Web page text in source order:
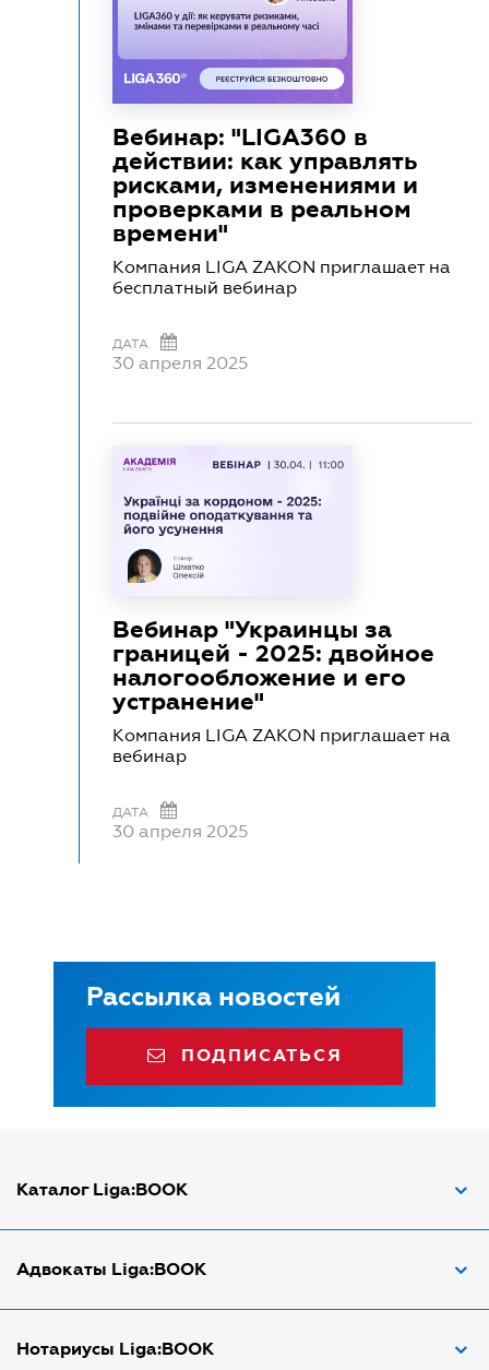
Вебинар: "LIGA360 в
действии: как управлять
рисками, изменениями и
проверками в реальном
времени"
Компания LIGA ZAKON приглашает на
бесплатный вебинар
ДАТА
30 апреля 2025
Вебинар "Украинцы за
границей - 2025: двойное
налогообложение и его
устранение"
Компания LIGA ZAKON приглашает на
вебинар
ДАТА
30 апреля 2025
Рассылка новостей
ПОДПИСАТЬСЯ
Каталог Liga:BOOK
Адвокат по трудовым спорам
Арбитражный управляющий
Адвокаты Liga:BOOK
Адвокаты в Днепре
Нотариусы Liga:BOOK